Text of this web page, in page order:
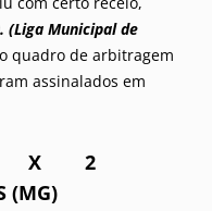
(Liga Municipal de
quadro de arbitragem
assinalados em
5 X 2
(MG)